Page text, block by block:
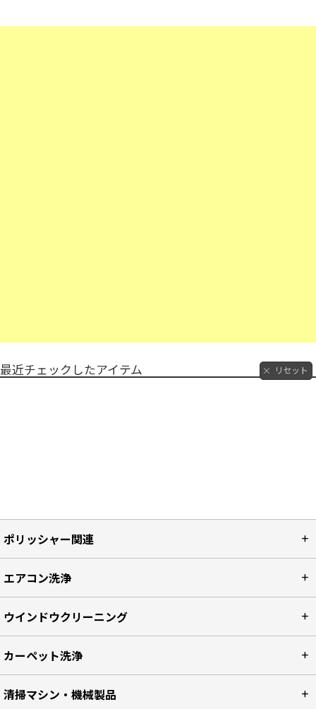
最近チェックしたアイテム リセット
ポリッシャー関連
エアコン洗浄
ウインドウクリーニング
カーペット洗浄
清掃マシン・機械製品